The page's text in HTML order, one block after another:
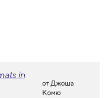
in
от Джоша
Комю